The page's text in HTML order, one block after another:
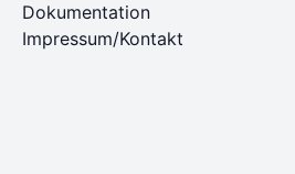
Dokumentation
Impressum/Kontakt